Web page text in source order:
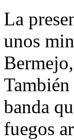
La
unos
banda
fuegos